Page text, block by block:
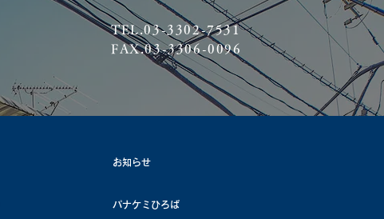
TEL.03-3302-7531
FAX.03-3306-0096
お知らせ
パナケミひろば